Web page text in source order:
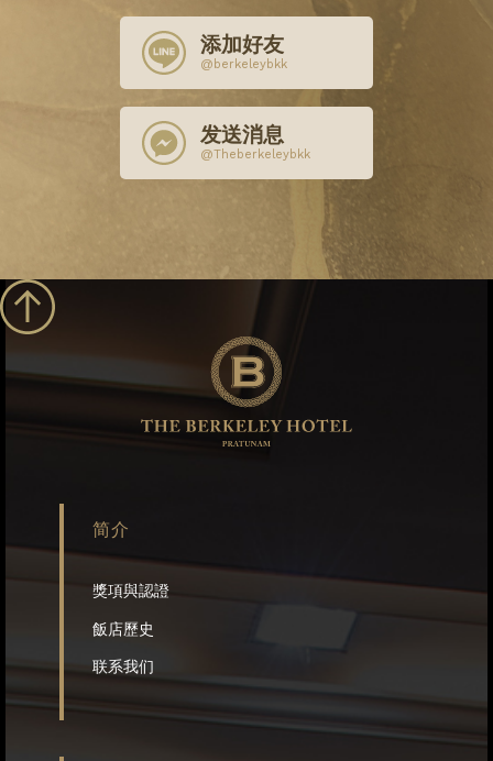
添加好友
@berkeleybkk
发送消息
@Theberkeleybkk
简介
獎項與認證
飯店歷史
联系我们